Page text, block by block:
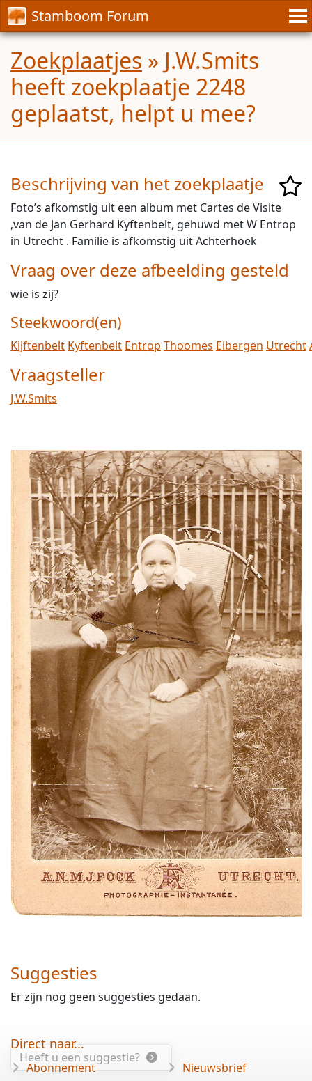
Stamboom Forum
Zoekplaatjes » J.W.Smits
heeft zoekplaatje 2248
geplaatst, helpt u mee?
Beschrijving van het zoekplaatje
Foto’s afkomstig uit een album met Cartes de Visite
,van de Jan Gerhard Kyftenbelt, gehuwd met W Entrop
in Utrecht . Familie is afkomstig uit Achterhoek
Vraag over deze afbeelding gesteld
wie is zij?
Steekwoord(en)
Kijftenbelt Kyftenbelt Entrop Thoomes Eibergen Utrecht
Vraagsteller
J.W.Smits
Suggesties
Er zijn nog geen suggesties gedaan.
Heeft u een suggestie?
Direct naar...
Abonnement
Nieuwsbrief